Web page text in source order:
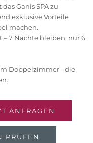
Ganis SPA zu
exklusive Vorteile
machen.
– 7 Nächte bleiben, nur 6
Doppelzimmer - die
ANFRAGEN
PRÜFEN